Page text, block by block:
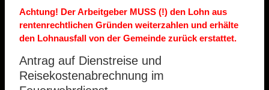
Achtung! Der Arbeitgeber MUSS (!) den Lohn aus
rentenrechtlichen Gründen weiterzahlen und erhälte
den Lohnausfall von der Gemeinde zurück erstattet.
Antrag auf Dienstreise und
Reisekostenabrechnung im